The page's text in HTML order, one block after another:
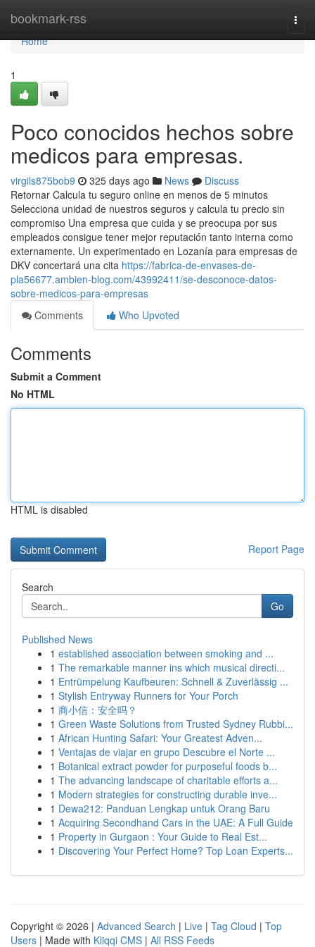
bookmark-rss
Home
Home
1
Poco conocidos hechos sobre
medicos para empresas.
virgils875bob9 325 days ago News
Discuss
Retornar Calcula tu seguro online en menos de 5 minutos
Selecciona unidad de nuestros seguros y calcula tu precio sin
compromiso Una empresa que cuida y se preocupa por sus
empleados consigue tener mejor reputación tanto interna como
externamente. Un experimentado en Lozanía para empresas de
DKV concertará una cita https://fabrica-de-envases-de-
pla56677.ambien-blog.com/43992411/se-desconoce-datos-
sobre-medicos-para-empresas
Comments
Who Upvoted
Comments
Submit a Comment
No HTML
HTML is disabled
Report Page
Search
Go
Published News
1 established association between smoking and ...
1 The remarkable manner ins which musical directi...
1 Entrümpelung Kaufbeuren: Schnell & Zuverlässig ...
1 Stylish Entryway Runners for Your Porch
1 商小信：安全吗？
1 Green Waste Solutions from Trusted Sydney Rubbi...
1 African Hunting Safari: Your Greatest Adven...
1 Ventajas de viajar en grupo Descubre el Norte ...
1 Botanical extract powder for purposeful foods b...
1 The advancing landscape of charitable efforts a...
1 Modern strategies for constructing durable inve...
1 Dewa212: Panduan Lengkap untuk Orang Baru
1 Acquiring Secondhand Cars in the UAE: A Full Guide
1 Property in Gurgaon : Your Guide to Real Est...
1 Discovering Your Perfect Home? Top Loan Experts...
Copyright © 2026 | Advanced Search | Live | Tag Cloud | Top
Users | Made with Kliqqi CMS | All RSS Feeds